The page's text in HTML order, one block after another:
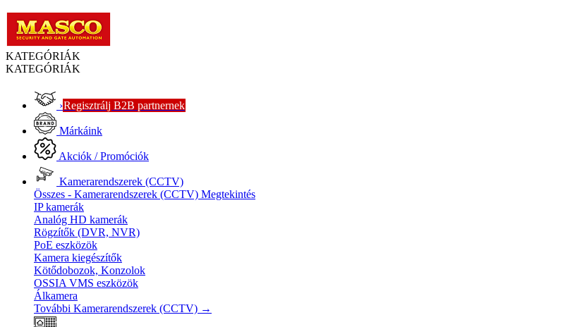
KATEGÓRIÁK
KATEGÓRIÁK
›Regisztrálj B2B partnernek
Márkáink
Akciók / Promóciók
Kamerarendszerek (CCTV)
Összes - Kamerarendszerek (CCTV) Megtekintés
IP kamerák
Analóg HD kamerák
Rögzítők (DVR, NVR)
PoE eszközök
Kamera kiegészítők
Kötődobozok, Konzolok
OSSIA VMS eszközök
Álkamera
További Kamerarendszerek (CCTV) →